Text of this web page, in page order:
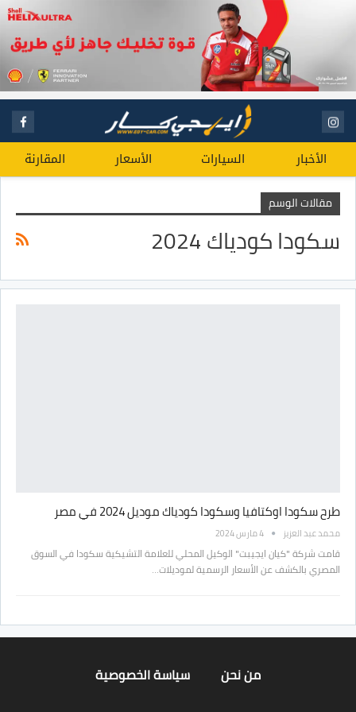
الأخبار السيارات الأسعار المقارنة
مقالات الوسم
سكودا كودياك 2024
طرح سكودا اوكتافيا وسكودا كودياك موديل 2024 في مصر
محمد عبد العزيز 4 مارس 2024
قامت شركة "كيان ايجيبت" الوكيل المحلي للعلامة التشيكية سكودا في السوق
المصري بالكشف عن الأسعار الرسمية لموديلات…
من نحن سياسة الخصوصية